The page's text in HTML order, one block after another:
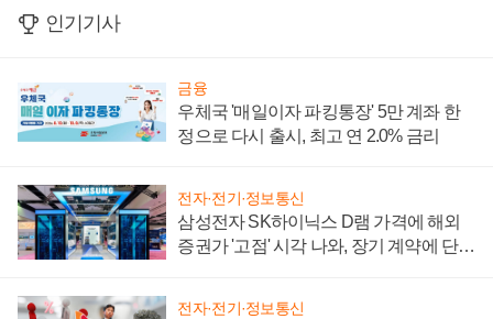
인기기사
금융
우체국 '매일이자 파킹통장' 5만 계좌 한
정으로 다시 출시, 최고 연 2.0% 금리
전자·전기·정보통신
삼성전자 SK하이닉스 D램 가격에 해외
증권가 '고점' 시각 나와, 장기 계약에 단점
전자·전기·정보통신